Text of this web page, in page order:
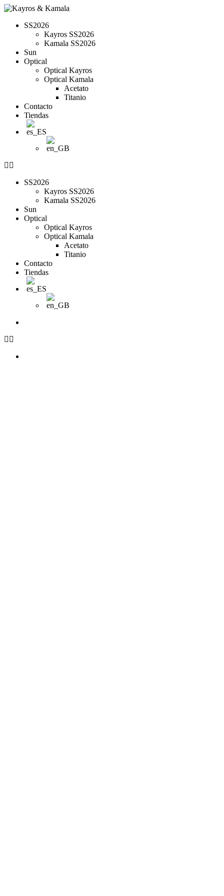
SS2026
Kayros SS2026
Kamala SS2026
Sun
Optical
Optical Kayros
Optical Kamala
Acetato
Titanio
Contacto
Tiendas
SS2026
Kayros SS2026
Kamala SS2026
Sun
Optical
Optical Kayros
Optical Kamala
Acetato
Titanio
Contacto
Tiendas